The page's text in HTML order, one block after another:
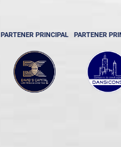
PARTENER PRINCIPAL PARTENER